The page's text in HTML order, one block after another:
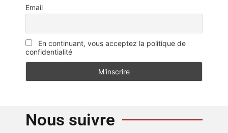
Email
En continuant, vous acceptez la politique de
confidentialité
Nous suivre